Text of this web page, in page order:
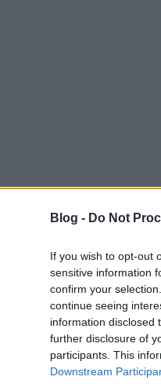
Blog - Do Not
If you wish to opt-out
sensitive information
confirm your
continue seeing
information disclosed
further disclosure of
participants. This
Downstream